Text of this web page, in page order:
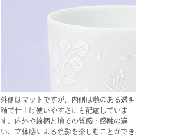
外側はマットですが、内側は艶のある透明
釉で仕上げ使いやすさにも配慮していま
す。内外や絵柄と地での質感・感触の違
い、立体感による陰影を楽しむことができ